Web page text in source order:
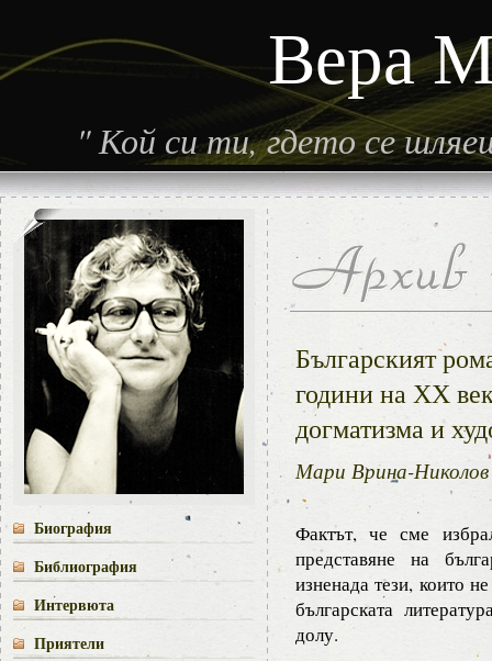
Вера
"Кой си ти, гдето се
Биография
Библиография
Интервюта
Приятели
Българският
години на ХХ
догматизма и
Мари Врина-Николов
Фактът, че сме
представяне на
изненада тези, които
българската
долу.